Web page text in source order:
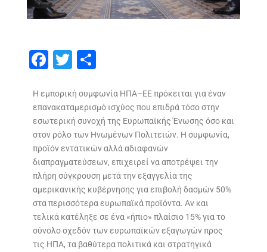
F
e
b
o
o
k
T
itt
er
S
ar
e
Η εμπορική συμφωνία ΗΠΑ–ΕΕ πρόκειται για έναν
επανακαταμερισμό ισχύος που επιδρά τόσο στην
εσωτερική συνοχή της Ευρωπαϊκής Ένωσης όσο και
στον ρόλο των Ηνωμένων Πολιτειών. Η συμφωνία,
προϊόν εντατικών αλλά αδιαφανών
διαπραγματεύσεων, επιχειρεί να αποτρέψει την
πλήρη σύγκρουση μετά την εξαγγελία της
αμερικανικής κυβέρνησης για επιβολή δασμών 50%
στα περισσότερα ευρωπαϊκά προϊόντα. Αν και
τελικά κατέληξε σε ένα «ήπιο» πλαίσιο 15% για το
σύνολο σχεδόν των ευρωπαϊκών εξαγωγών προς
τις ΗΠΑ, τα βαθύτερα πολιτικά και στρατηγικά